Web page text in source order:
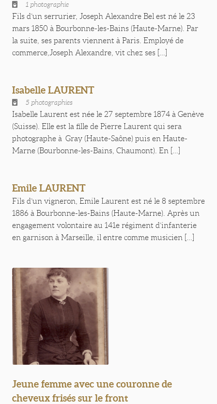
1 photographie
Fils d’un serrurier, Joseph Alexandre Bel est né le 23
mars 1850 à Bourbonne-les-Bains (Haute-Marne). Par
la suite, ses parents viennent à Paris. Employé de
commerce,Joseph Alexandre, vit chez ses [...]
Isabelle LAURENT
5 photographies
Isabelle Laurent est née le 27 septembre 1874 à Genève
(Suisse). Elle est la fille de Pierre Laurent qui sera
photographe à Gray (Haute-Saône) puis en Haute-
Marne (Bourbonne-les-Bains, Chaumont). En [...]
Emile LAURENT
Fils d’un vigneron, Emile Laurent est né le 8 septembre
1886 à Bourbonne-les-Bains (Haute-Marne). Après un
engagement volontaire au 141e régiment d’infanterie
en garnison à Marseille, il entre comme musicien [...]
Jeune femme avec une couronne de
cheveux frisés sur le front